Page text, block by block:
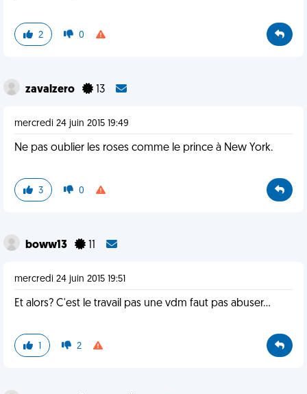
2 0
zavalzero 13
mercredi 24 juin 2015 19:49
Ne pas oublier les roses comme le prince à New York.
3 0
boww13
mercredi 24 juin 2015 19:51
Et alors? C'est le travail pas une vdm faut pas abuser...
1 2